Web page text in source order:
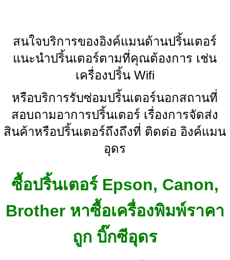
สนใจบริการของอิงค์แมนด้านปริ้นเตอร์
แนะนำปริ้นเตอร์ตามที่คุณต้องการ เช่น
เครื่องปริ้น Wifi
หรือบริการรับซ่อมปริ้นเตอร์นอกสถานที่
สอบถามอาการปริ้นเตอร์ เรื่องการจัดส่ง
สินค้าหรือปริ้นเตอร์ถึงถึงที่ ติดต่อ อิงค์แมน
อุดร
ซื้อปริ้นเตอร์ Epson, Canon,
Brother หาซื้อเครื่องพิมพ์ราคา
ถูก บิ๊กซีอุดร